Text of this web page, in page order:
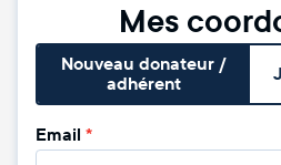
Mes
Nouveau donateur /
adhérent
Email *